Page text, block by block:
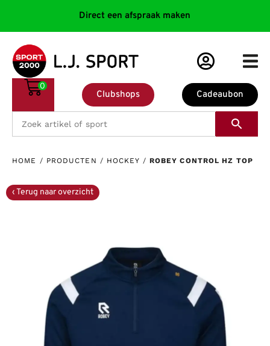
Direct een afspraak maken
Cadeaubon
Clubshops
0
HOME / PRODUCTEN / HOCKEY / ROBEY CONTROL HZ TOP